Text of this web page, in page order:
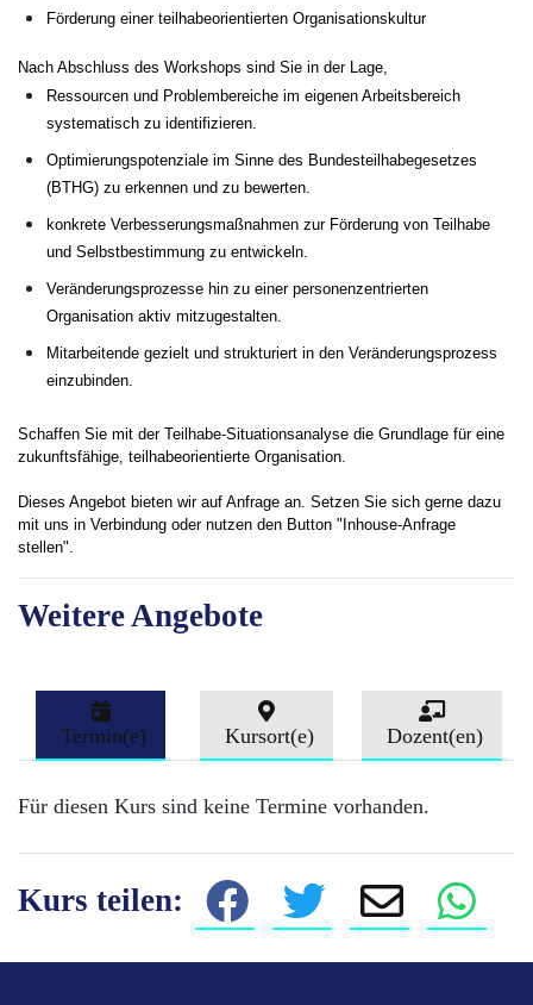
Förderung einer teilhabeorientierten Organisationskultur
Nach Abschluss des Workshops sind Sie in der Lage,
Ressourcen und Problembereiche im eigenen Arbeitsbereich
systematisch zu identifizieren.
Optimierungspotenziale im Sinne des Bundesteilhabegesetzes
(BTHG) zu erkennen und zu bewerten.
konkrete Verbesserungsmaßnahmen zur Förderung von Teilhabe
und Selbstbestimmung zu entwickeln.
Veränderungsprozesse hin zu einer personenzentrierten
Organisation aktiv mitzugestalten.
Mitarbeitende gezielt und strukturiert in den Veränderungsprozess
einzubinden.
Schaffen Sie mit der Teilhabe-Situationsanalyse die Grundlage für eine
zukunftsfähige, teilhabeorientierte Organisation.
Dieses Angebot bieten wir auf Anfrage an. Setzen Sie sich gerne dazu
mit uns in Verbindung oder nutzen den Button "Inhouse-Anfrage
stellen".
Weitere Angebote
Termin(e) Kursort(e) Dozent(en)
Für diesen Kurs sind keine Termine vorhanden.
Kurs teilen: